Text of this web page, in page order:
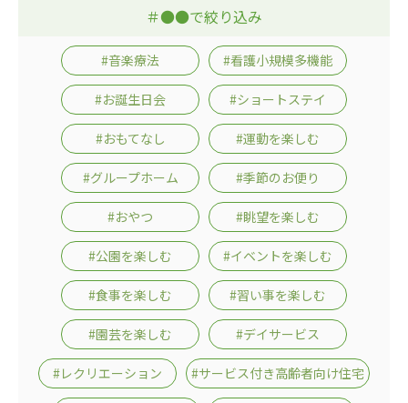
特定非営利活動法人アート応援隊
Mediclude 株式会社アジアメデカ元気事業団
株式会社フラワーコミュニティ放送
Medicare Lead Japan
株式会社日本医科学研究所
特定非営利活動法人共生フォーラム
一般社団法人フードラボジャパン
特定非営利活動法人日本医療福祉機構
株式会社アメックファーマシー
株式会社エネクト 株式会社 G.com R＆M
＃●●で絞り込み
#音楽療法 #看護小規模多機能
#お誕生日会 #ショートステイ
#おもてなし #運動を楽しむ
#グループホーム #季節のお便り
#おやつ #眺望を楽しむ
#公園を楽しむ #イベントを楽しむ
#食事を楽しむ #習い事を楽しむ
#園芸を楽しむ #デイサービス
#レクリエーション #サービス付き高齢者向け住宅